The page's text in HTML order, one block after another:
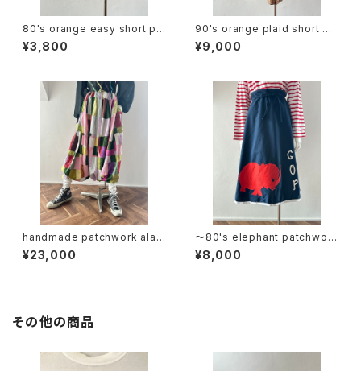
80's orange easy short pa
nts
¥3,800
90's orange plaid short ov
erall
¥9,000
handmade patchwork alad
din pants
¥23,000
〜80's elephant patchwork
wrap skirt
¥8,000
その他の商品